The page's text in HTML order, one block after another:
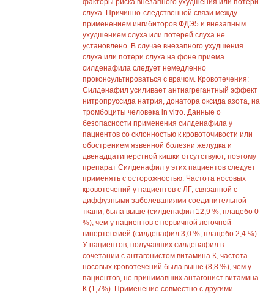
факторы риска внезапного ухудшения или потери
слуха. Причинно-следственной связи между
применением ингибиторов ФДЭ5 и внезапным
ухудшением слуха или потерей слуха не
установлено. В случае внезапного ухудшения
слуха или потери слуха на фоне приема
силденафила следует немедленно
проконсультироваться с врачом. Кровотечения:
Силденафил усиливает антиагрегантный эффект
нитропруссида натрия, донатора оксида азота, на
тромбоциты человека in vitro. Данные о
безопасности применения силденафила у
пациентов со склонностью к кровоточивости или
обострением язвенной болезни желудка и
двенадцатиперстной кишки отсутствуют, поэтому
препарат Силденафил у этих пациентов следует
применять с осторожностью. Частота носовых
кровотечений у пациентов с ЛГ, связанной с
диффузными заболеваниями соединительной
ткани, была выше (силденафил 12,9 %, плацебо 0
%), чем у пациентов с первичной легочной
гипертензией (силденафил 3,0 %, плацебо 2,4 %).
У пациентов, получавших силденафил в
сочетании с антагонистом витамина К, частота
носовых кровотечений была выше (8,8 %), чем у
пациентов, не принимавших антагонист витамина
К (1,7%). Применение совместно с другими